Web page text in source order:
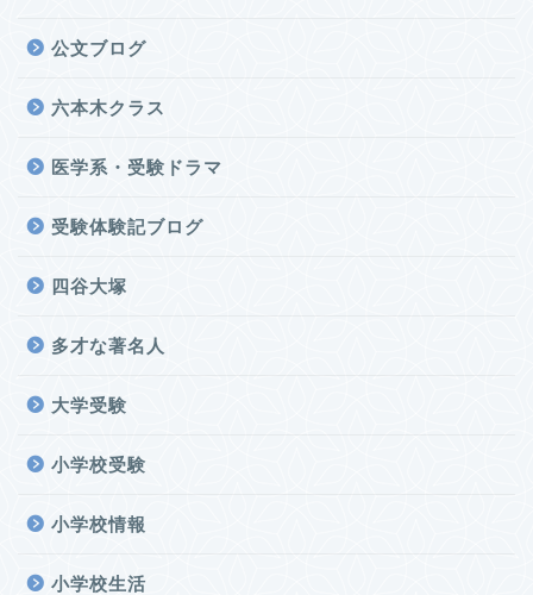
公文ブログ
六本木クラス
医学系・受験ドラマ
受験体験記ブログ
四谷大塚
多才な著名人
大学受験
小学校受験
小学校情報
小学校生活